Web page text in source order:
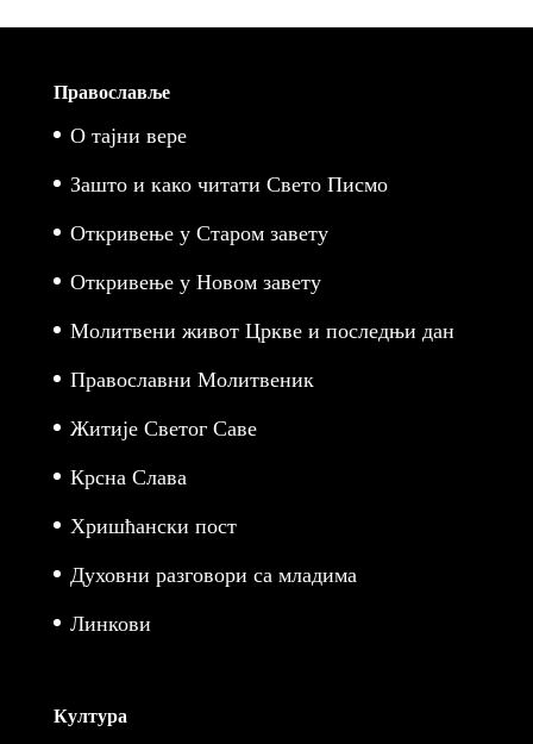
Православље
О тајни вере
Зашто и како читати Свето Писмо
Откривење у Старом завету
Откривење у Новом завету
Молитвени живот Цркве и последњи дан
Православни Молитвеник
Житије Светог Саве
Крсна Слава
Хришћански пост
Духовни разговори са младима
Линкови
Култура